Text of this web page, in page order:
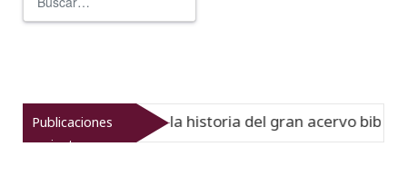
Publicaciones
recientes
Virreinato muestra la historia del gran acervo